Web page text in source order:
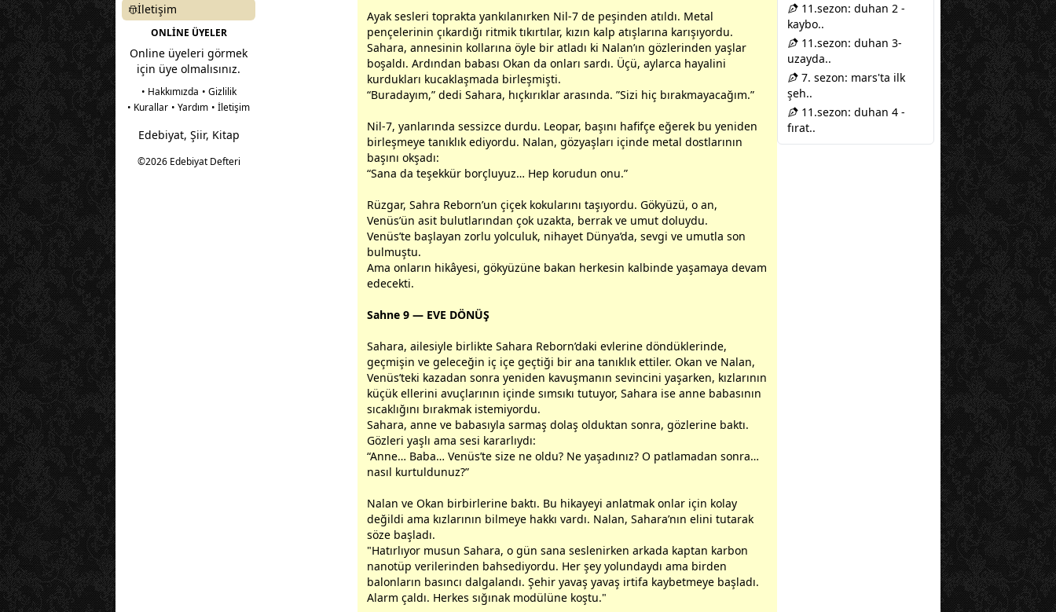
İletişim
ONLİNE ÜYELER
Online üyeleri görmek
için üye olmalısınız.
• Hakkımızda • Gizlilik
• Kurallar • Yardım • İletişim
Edebiyat, Şiir, Kitap
©2026 Edebiyat Defteri
Ayak sesleri toprakta yankılanırken Nil-7 de peşinden atıldı. Metal
pençelerinin çıkardığı ritmik tıkırtılar, kızın kalp atışlarına karışıyordu.
Sahara, annesinin kollarına öyle bir atladı ki Nalan’ın gözlerinden yaşlar
boşaldı. Ardından babası Okan da onları sardı. Üçü, aylarca hayalini
kurdukları kucaklaşmada birleşmişti.
“Buradayım,” dedi Sahara, hıçkırıklar arasında. ”Sizi hiç bırakmayacağım.”
Nil-7, yanlarında sessizce durdu. Leopar, başını hafifçe eğerek bu yeniden
birleşmeye tanıklık ediyordu. Nalan, gözyaşları içinde metal dostlarının
başını okşadı:
“Sana da teşekkür borçluyuz… Hep korudun onu.”
Rüzgar, Sahra Reborn’un çiçek kokularını taşıyordu. Gökyüzü, o an,
Venüs’ün asit bulutlarından çok uzakta, berrak ve umut doluydu.
Venüs’te başlayan zorlu yolculuk, nihayet Dünya’da, sevgi ve umutla son
bulmuştu.
Ama onların hikâyesi, gökyüzüne bakan herkesin kalbinde yaşamaya devam
edecekti.
Sahne 9 — EVE DÖNÜŞ
Sahara, ailesiyle birlikte Sahara Reborn’daki evlerine döndüklerinde,
geçmişin ve geleceğin iç içe geçtiği bir ana tanıklık ettiler. Okan ve Nalan,
Venüs’teki kazadan sonra yeniden kavuşmanın sevincini yaşarken, kızlarının
küçük ellerini avuçlarının içinde sımsıkı tutuyor, Sahara ise anne babasının
sıcaklığını bırakmak istemiyordu.
Sahara, anne ve babasıyla sarmaş dolaş olduktan sonra, gözlerine baktı.
Gözleri yaşlı ama sesi kararlıydı:
“Anne… Baba… Venüs’te size ne oldu? Ne yaşadınız? O patlamadan sonra…
nasıl kurtuldunuz?”
Nalan ve Okan birbirlerine baktı. Bu hikayeyi anlatmak onlar için kolay
değildi ama kızlarının bilmeye hakkı vardı. Nalan, Sahara’nın elini tutarak
söze başladı.
"Hatırlıyor musun Sahara, o gün sana seslenirken arkada kaptan karbon
nanotüp verilerinden bahsediyordu. Her şey yolundaydı ama birden
balonların basıncı dalgalandı. Şehir yavaş yavaş irtifa kaybetmeye başladı.
Alarm çaldı. Herkes sığınak modülüne koştu."
11.sezon: duhan 2 -
kaybo..
11.sezon: duhan 3-
uzayda..
7. sezon: mars'ta ilk
şeh..
11.sezon: duhan 4 -
fırat..